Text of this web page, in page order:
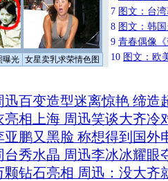
曝光 女星卖乳求荣情色图
7 图文：台
8 图文：韩
9 青春偶像
10 图文：欧
迅百变造型迷离惊艳 缔造
亮相上海 周迅笑谈大齐冷
亚鹏又黑脸 称想得到国外
台秀水晶 周迅李冰冰耀眼
颗钻石亮相 周迅：没大齐